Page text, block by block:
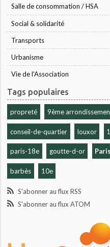
Salle de consommation / HSA
Social & solidarité
Transports
Urbanisme
Vie de l'Association
Tags populaires
propreté 9ème
conseil-de-quartier louxor
paris-18e goutte-d-or Paris
barbès 10e
S'abonner au flux RSS
S'abonner au flux ATOM